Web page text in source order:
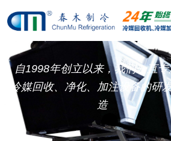
自1998年创立以来，我们一直
冷媒回收、净化、加注设备的研
造